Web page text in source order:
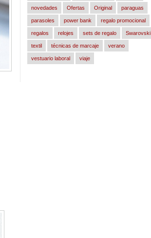
novedades Ofertas Original paraguas
parasoles power bank regalo promocional
regalos relojes sets de regalo Swarovski
textil técnicas de marcaje verano
vestuario laboral viaje